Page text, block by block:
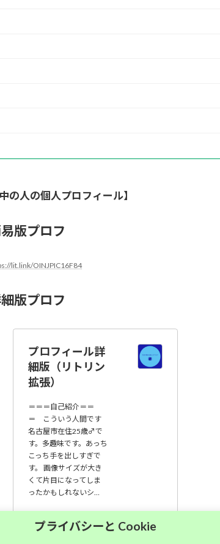
中の人の個人プロフィール】
版プロフ
lit.link/OINJPIC16F84
版プロフ
プロフィール詳
細版（リトリン
拡張）
＝＝＝自己紹介＝＝
＝ こういう人間です
名古屋市在住25歳♂で
す。多趣味です。あっち
こっち手を出しすぎで
す。 画像サイズが大き
くて片目になってしま
ったかもしれないシ…
大須中毒名古屋人
のブログ
プライバシーと Cookie